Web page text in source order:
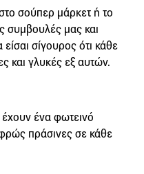
σούπερ μάρκετ ή το
συμβουλές μας και
σίγουρος ότι κάθε
και γλυκές εξ αυτών.
ένα φωτεινό
πράσινες σε κάθε